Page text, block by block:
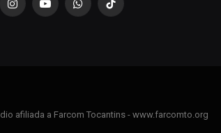
InstagramYouTubeWhatsAppTikTok
afiliada a Farcom Tocantins - www.farcomto.org